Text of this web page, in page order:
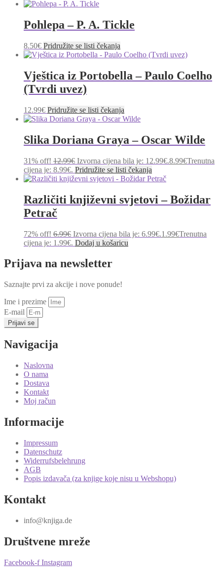
Pohlepa – P. A. Tickle
8.50€ Pridružite se listi čekanja
Vještica iz Portobella – Paulo Coelho
(Tvrdi uvez)
12.99€ Pridružite se listi čekanja
Slika Doriana Graya – Oscar Wilde
31% off! 12.99€ Izvorna cijena bila je: 12.99€.8.99€Trenutna
cijena je: 8.99€. Pridružite se listi čekanja
Različiti književni svjetovi – Božidar
Petrač
72% off! 6.99€ Izvorna cijena bila je: 6.99€.1.99€Trenutna
cijena je: 1.99€. Dodaj u košaricu
Prijava na newsletter
Saznajte prvi za akcije i nove ponude!
Ime i prezime
E-mail
Prijavi se
Navigacija
Naslovna
O nama
Dostava
Kontakt
Moj račun
Informacije
Impressum
Datenschutz
Widerrufsbelehrung
AGB
Popis izdavača (za knjige koje nisu u Webshopu)
Kontakt
info@knjiga.de
Društvene mreže
Facebook-f Instagram